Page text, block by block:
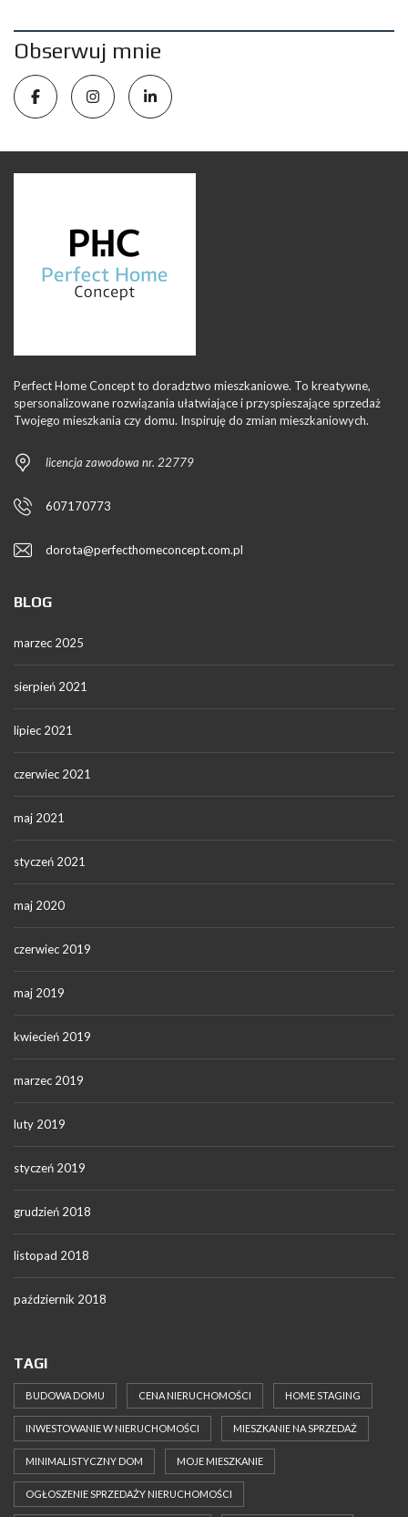
Obserwuj mnie
Perfect Home Concept to doradztwo mieszkaniowe. To kreatywne,
spersonalizowane rozwiązania ułatwiające i przyspieszające sprzedaż
Twojego mieszkania czy domu. Inspiruję do zmian mieszkaniowych.
licencja zawodowa nr. 22779
607170773
dorota@perfecthomeconcept.com.pl
BLOG
marzec 2025
sierpień 2021
lipiec 2021
czerwiec 2021
maj 2021
styczeń 2021
maj 2020
czerwiec 2019
maj 2019
kwiecień 2019
marzec 2019
luty 2019
styczeń 2019
grudzień 2018
listopad 2018
październik 2018
TAGI
BUDOWA DOMU CENA NIERUCHOMOŚCI HOME STAGING
INWESTOWANIE W NIERUCHOMOŚCI MIESZKANIE NA SPRZEDAŻ
MINIMALISTYCZNY DOM MOJE MIESZKANIE
OGŁOSZENIE SPRZEDAŻY NIERUCHOMOŚCI